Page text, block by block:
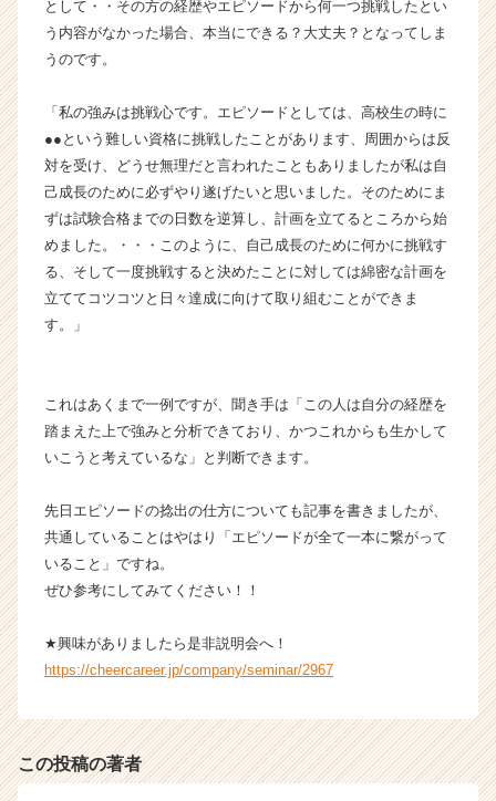
ア
（C
r
C
a
r
e
e
r）
として・・その方の経歴やエピソードから何一つ挑戦したとい
う内容がなかった場合、本当にできる？大丈夫？となってしま
うのです。
「私の強みは挑戦心です。エピソードとしては、高校生の時に
●●という難しい資格に挑戦したことがあります、周囲からは反
対を受け、どうせ無理だと言われたこともありましたが私は自
己成長のために必ずやり遂げたいと思いました。そのためにま
ずは試験合格までの日数を逆算し、計画を立てるところから始
めました。・・・このように、自己成長のために何かに挑戦す
る、そして一度挑戦すると決めたことに対しては綿密な計画を
立ててコツコツと日々達成に向けて取り組むことができま
す。」
これはあくまで一例ですが、聞き手は「この人は自分の経歴を
踏まえた上で強みと分析できており、かつこれからも生かして
いこうと考えているな」と判断できます。
先日エピソードの捻出の仕方についても記事を書きましたが、
共通していることはやはり「エピソードが全て一本に繋がって
いること」ですね。
ぜひ参考にしてみてください！！
★興味がありましたら是非説明会へ！
https://cheercareer.jp/company/seminar/2967
この投稿の著者